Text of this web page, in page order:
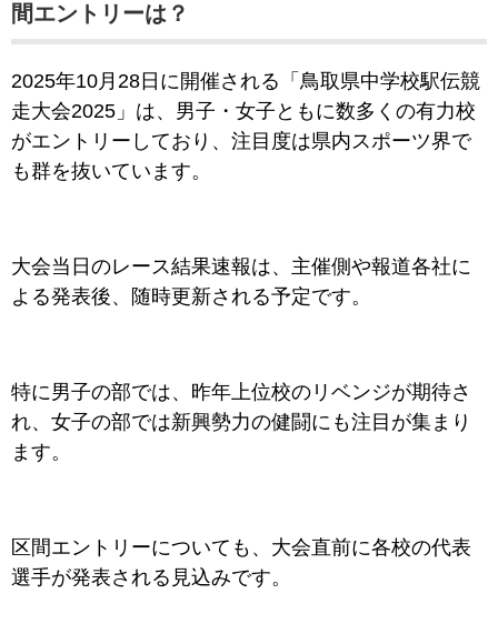
間エントリーは？
2025年10月28日に開催される「鳥取県中学校駅伝競
走大会2025」は、男子・女子ともに数多くの有力校
がエントリーしており、注目度は県内スポーツ界で
も群を抜いています。
大会当日のレース結果速報は、主催側や報道各社に
よる発表後、随時更新される予定です。
特に男子の部では、昨年上位校のリベンジが期待さ
れ、女子の部では新興勢力の健闘にも注目が集まり
ます。
区間エントリーについても、大会直前に各校の代表
選手が発表される見込みです。